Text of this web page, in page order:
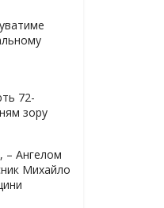
72-
зору
– Ангелом
Михайло